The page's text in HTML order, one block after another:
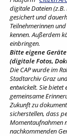
digitale Dateien
gesichert und
Teilnehmerinnen
kennen. Außerdem
einbringen.
Bitte eigene
(digitale Fotos,
Die CAP wurde im
Stadtarchiv Graz
entwickelt. Sie bietet
gemeinsame
Zukunft zu
sicherstellen, dass
Momentaufnahmen
nachkommenden